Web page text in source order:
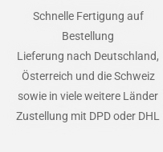
Schnelle Fertigung auf
Bestellung
Lieferung nach Deutschland,
Österreich und die Schweiz
sowie in viele weitere Länder
Zustellung mit DPD oder DHL